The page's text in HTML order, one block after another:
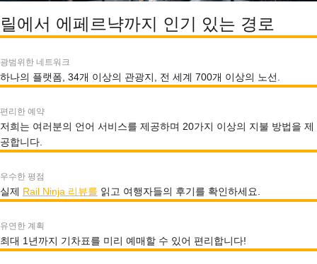
릴에서 에페르냑까지 인기 있는 경로
광범위한 네트워크
하나의 플랫폼, 34개 이상의 관광지, 전 세계 700개 이상의 노선.
편리한 예약
저희는 여러분의 언어 서비스를 제공하며 20가지 이상의 지불 방법을 제
공합니다.
우수한 평점
실제 Rail Ninja 리뷰를 읽고 여행자들의 후기를 확인하세요.
유연한 계획
최대 1년까지 기차표를 미리 예매할 수 있어 편리합니다!